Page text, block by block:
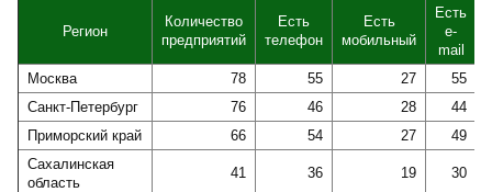
Регион
Количество
предприятий
Есть
телефон
Есть
мобильный
Есть
e-
mail
Москва
78 55 27
55
Санкт-Петербург
76 46 28
44
Приморский край
66 54 27
49
Сахалинская
область
41 36 19 30